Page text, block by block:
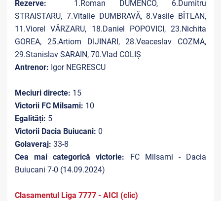
Rezerve: 1.Roman DUMENCO, 6.Dumitru
STRAISTARU, 7.Vitalie DUMBRAVĂ, 8.Vasile BÎTLAN,
11.Viorel VĂRZARU, 18.Daniel POPOVICI, 23.Nichita
GOREA, 25.Artiom DIJINARI, 28.Veaceslav COZMA,
29.Stanislav SARAIN, 70.Vlad COLIȘ
Antrenor: Igor NEGRESCU
Meciuri directe: 15
Victorii FC Milsami: 10
Egalități: 5
Victorii Dacia Buiucani: 0
Golaveraj: 33-8
Cea mai categorică victorie: FC Milsami - Dacia
Buiucani 7-0 (14.09.2024)
Clasamentul Liga 7777 - AICI (clic)